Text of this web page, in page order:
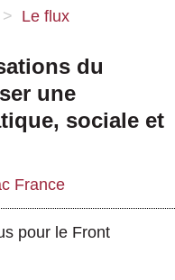
> Le flux
du
une
sociale et
France
pour le Front